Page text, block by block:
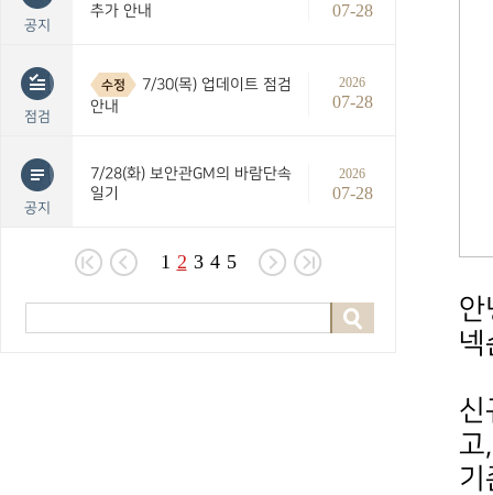
공지
추가 안내
07-28
점검
수정
7/30(목) 업데이트 점검
안내
2026
07-28
공지
7/28(화) 보안관GM의 바람단속
일기
2026
07-28
1 2 3 4 5
안
넥
신
고,
기